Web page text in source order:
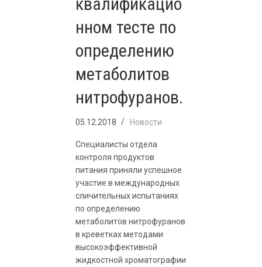
нном тесте по
определению
метаболитов
нитрофуранов.
05.12.2018 Новости
Специалисты отдела
контроля продуктов
питания приняли успешное
участие в международных
сличительных испытаниях
по определению
метаболитов нитрофуранов
в креветках методами
высокоэффективной
жидкостной хроматографии